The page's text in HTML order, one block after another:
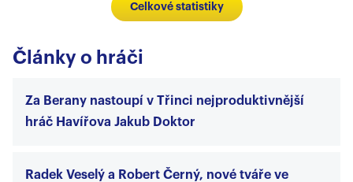
Celkové statistiky
Články o hráči
Za Berany nastoupí v Třinci nejproduktivnější
hráč Havířova Jakub Doktor
Radek Veselý a Robert Černý, nové tváře ve